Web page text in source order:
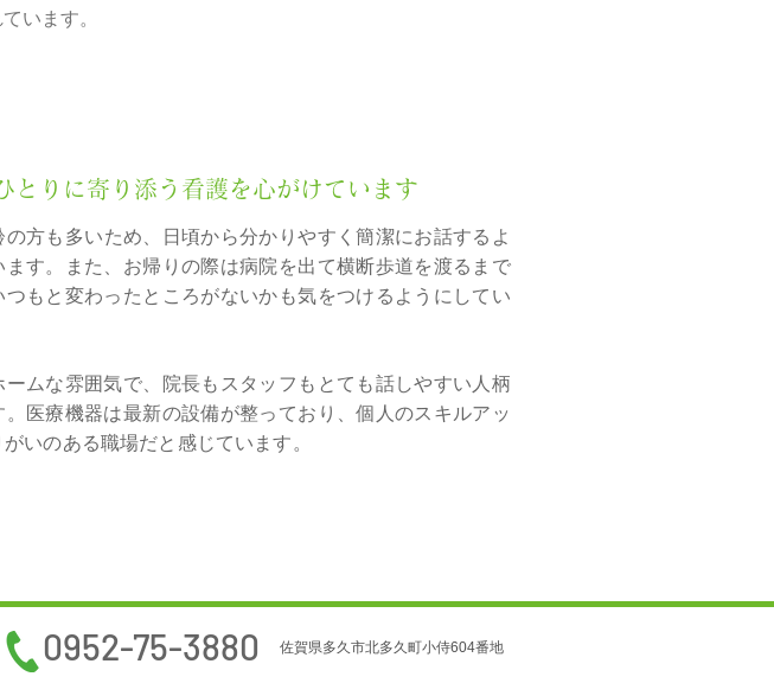
います。
とりに寄り添う看護を心がけています
の方も多いため、日頃から分かりやすく簡潔にお話するよ
ます。また、お帰りの際は病院を出て横断歩道を渡るまで
つもと変わったところがないかも気をつけるようにしてい
ームな雰囲気で、院長もスタッフもとても話しやすい人柄
医療機器は最新の設備が整っており、個人のスキルアッ
いのある職場だと感じています。
0952-75-3880 佐賀県多久市北多久町小侍604番地